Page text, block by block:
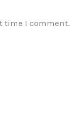
time I comment.